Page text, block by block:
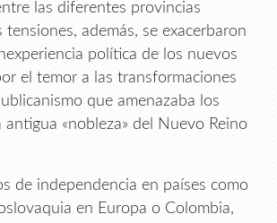
las diferentes provincias
tensiones, además, se exacerbaron
política de los nuevos
el temor a las transformaciones
que amenazaba los
antigua «nobleza» del Nuevo Reino
de independencia en países como
en Europa o Colombia,